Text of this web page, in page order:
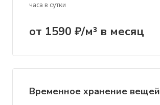
часа в сутки
от 1590 ₽/м³ в месяц
Временное хранение вещей